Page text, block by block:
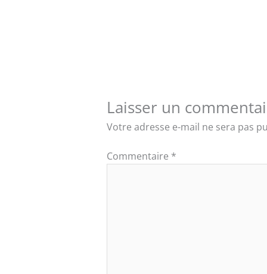
Laisser un
Votre adresse e-mail ne sera pas
Commentaire *